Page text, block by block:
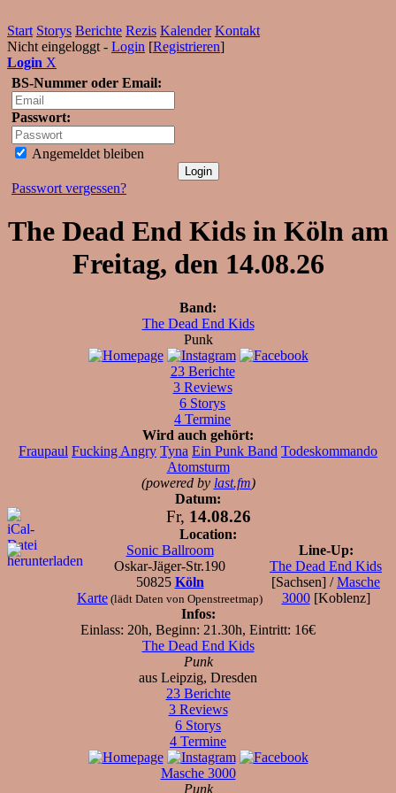
Start Storys Berichte Rezis Kalender Kontakt
Nicht eingeloggt - Login [Registrieren]
Login X
BS-Nummer oder Email:
Passwort:
Angemeldet bleiben
Passwort vergessen?
The Dead End Kids in Köln am
Freitag, den 14.08.26
Band:
The Dead End Kids
Punk
23 Berichte
3 Reviews
6 Storys
4 Termine
Wird auch gehört:
Fraupaul Fucking Angry Tyna Ein Punk Band Todeskommando
Atomsturm
(powered by last.fm)
Datum:
Fr, 14.08.26
Location:
Sonic Ballroom
Oskar-Jäger-Str.190
50825 Köln
Karte (lädt Daten von Openstreetmap)
Line-Up:
The Dead End Kids
[Sachsen] /Masche
3000[Koblenz]
Infos:
Einlass: 20h, Beginn: 21.30h, Eintritt: 16€
The Dead End Kids
Punk
aus Leipzig, Dresden
23 Berichte
3 Reviews
6 Storys
4 Termine
Masche 3000
Punk